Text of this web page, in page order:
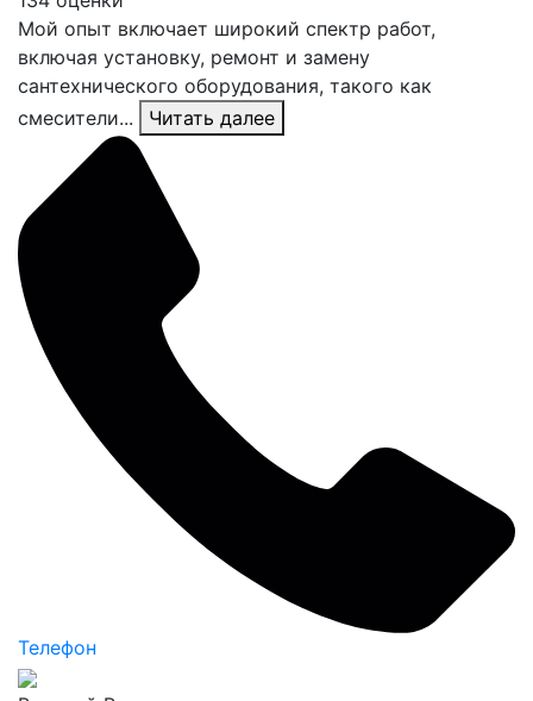
Мой опыт включает широкий спектр работ,
включая установку, ремонт и замену
сантехнического оборудования, такого как
смесители...
Читать далее
Телефон